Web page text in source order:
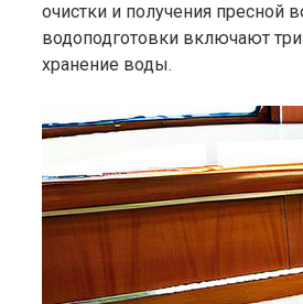
очистки и получения пресной
водоподготовки включают
хранение воды.